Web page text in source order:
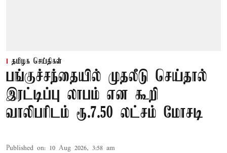
தமிழக செய்திகள்
பங்குச்சந்தையில் முதலீடு செய்தால்
இரட்டிப்பு லாபம் என கூறி
வாலிபரிடம் ரூ.7.50 லட்சம் மோசடி
Published on: 10 Aug 2026, 3:58 am